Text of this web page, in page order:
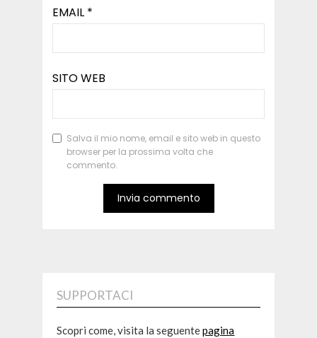
EMAIL *
SITO WEB
Salva il mio nome, email e sito web in questo
browser per la prossima volta che
commento.
SUPPORTACI
Scopri come, visita la seguentepagina